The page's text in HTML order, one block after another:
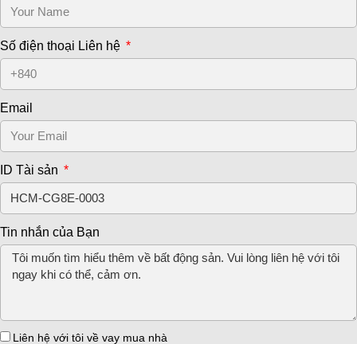
Số điện thoại Liên hệ
Email
ID Tài sản
Tin nhắn của Bạn
Liên hệ với tôi về vay mua nhà